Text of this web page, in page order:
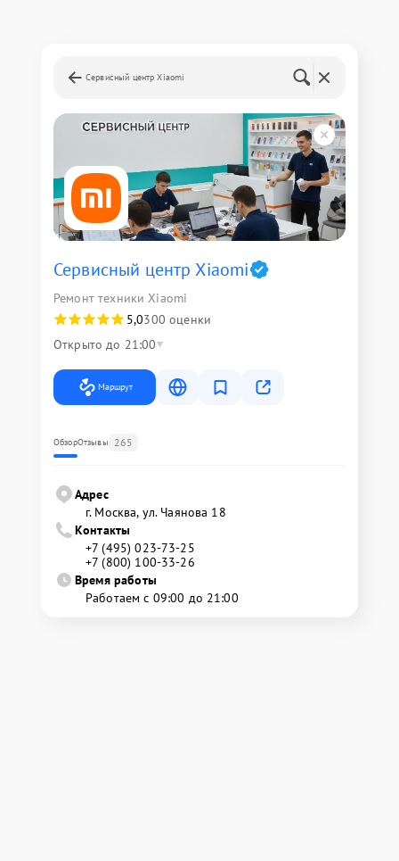
Сервисный центр Xiaomi
Сервисный центр Xiaomi
Ремонт техники Xiaomi
5,0300 оценки
Открыто до 21:00
Маршрут
ОбзорОтзывы 265
Адрес
г. Москва, ул. Чаянова 18
Контакты
+7 (495) 023-73-25
+7 (800) 100-33-26
Время работы
Работаем с 09:00 до 21:00